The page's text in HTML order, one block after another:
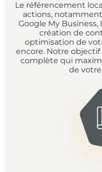
Le référencement
actions,
Google My Business,
création de
optimisation de
encore. Notre
complète qui
de